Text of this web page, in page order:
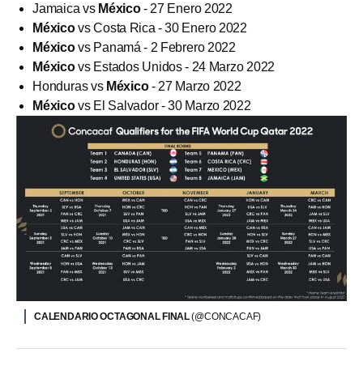
Jamaica vs México- 27 Enero 2022
Méxicovs Costa Rica - 30 Enero 2022
Méxicovs Panamá - 2 Febrero 2022
Méxicovs Estados Unidos - 24 Marzo 2022
Honduras vs México- 27 Marzo 2022
Méxicovs El Salvador - 30 Marzo 2022
CALENDARIO OCTAGONAL FINAL(@CONCACAF)